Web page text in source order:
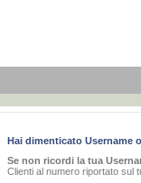
Hai dimenticato Username
Se non ricordi la tua
Clienti al numero riportato sul